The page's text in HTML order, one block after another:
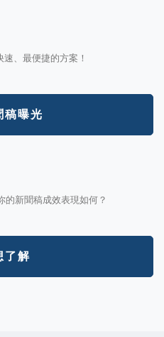
、最便捷的方案！
稿曝光
新聞稿成效表現如何？
了解